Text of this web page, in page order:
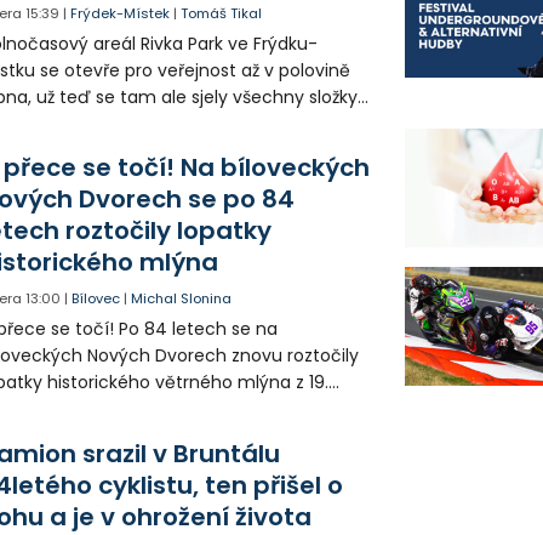
15:39 |Frýdek-Místek |Tomáš Tikal
areál Rivka Park ve Frýdku-
se otevře pro veřejnost až v polovině
už teď se tam ale sjely všechny složky
Vyšplhal na lezeckou stěnu a nemohl
přece se točí! Na bíloveckých
Dvorech se po 84
roztočily lopatky
mlýna
13:00 |Bílovec |Michal Slonina
se točí! Po 84 letech se na
Nových Dvorech znovu roztočily
historického větrného mlýna z 19.
srazil v Bruntálu
cyklistu, ten přišel o
a je v ohrožení života